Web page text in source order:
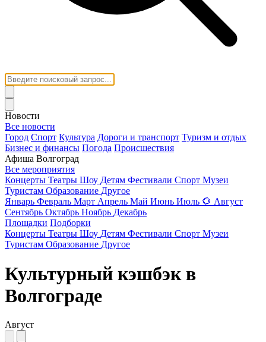
Новости
Все новости
Город Спорт Культура Дороги и транспорт Туризм и отдых
Бизнес и финансы Погода Происшествия
Афиша Волгоград
Все мероприятия
Концерты Театры Шоу Детям Фестивали Спорт Музеи
Туристам Образование Другое
Январь Февраль Март Апрель Май Июнь Июль 🌻 Август
Сентябрь Октябрь Ноябрь Декабрь
Площадки Подборки
Концерты Театры Шоу Детям Фестивали Спорт Музеи
Туристам Образование Другое
Культурный кэшбэк в
Волгограде
Август